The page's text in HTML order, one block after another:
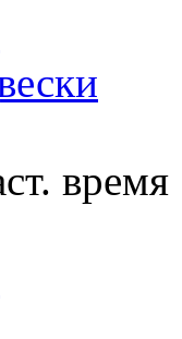
время